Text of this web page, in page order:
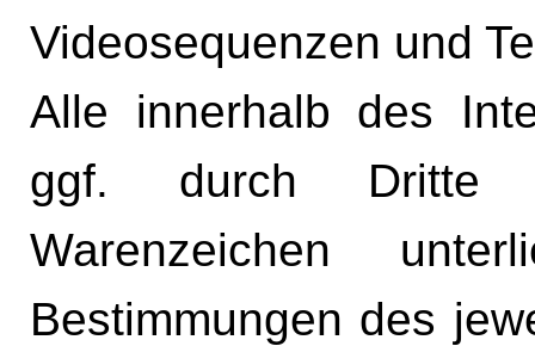
Videosequenzen und
Alle innerhalb des
ggf. durch Dritte
Warenzeichen
Bestimmungen des